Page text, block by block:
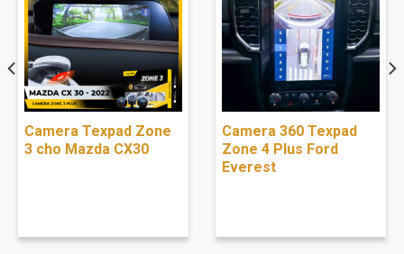
Camera Texpad Zone
3 cho Mazda CX30
Camera 360 Texpad
Zone 4 Plus Ford
Everest